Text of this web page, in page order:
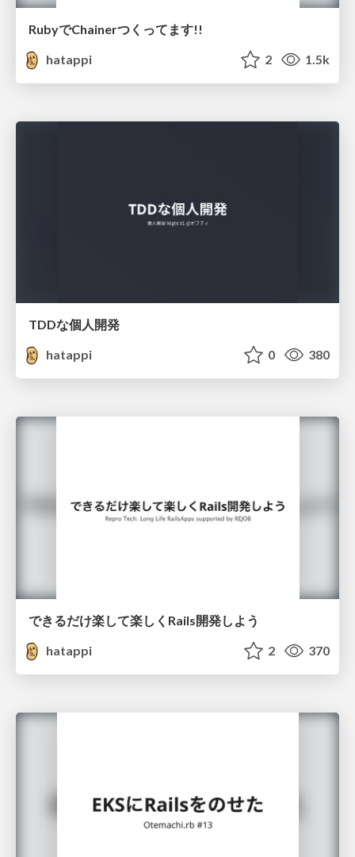
RubyでChainerつくってます!!
hatappi
2 1.5k
TDDな個人開発
hatappi
0 380
できるだけ楽して楽しくRails開発しよう
hatappi
2 370